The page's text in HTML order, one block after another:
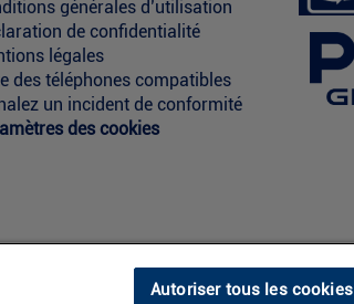
générales d’utilisation
de confidentialité
légales
des téléphones compatibles
un incident de conformité
des cookies
Autoriser tous les cookies